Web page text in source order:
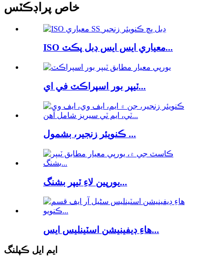
خاص پراڊڪٽس
ISO معياري ايس ايس ڊبل پڪٽ...
ٽيپر بور اسپراڪٽ في اي...
ڪنويئر زنجير، بشمول ...
يورپين لاءِ ٽيپر بشنگ...
هاءِ ڊيفينيشن اسٽينلیس ايس...
ايم ايل ڪپلنگ